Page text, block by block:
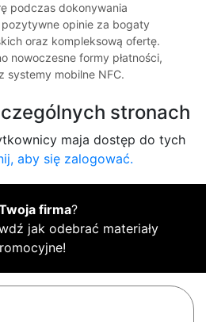
podczas dokonywania
opinie za bogaty
oraz kompleksową ofertę.
nowoczesne formy płatności,
systemy mobilne NFC.
stronach
maja dostęp do tych
aby się zalogować.
firma?
jak odebrać materiały